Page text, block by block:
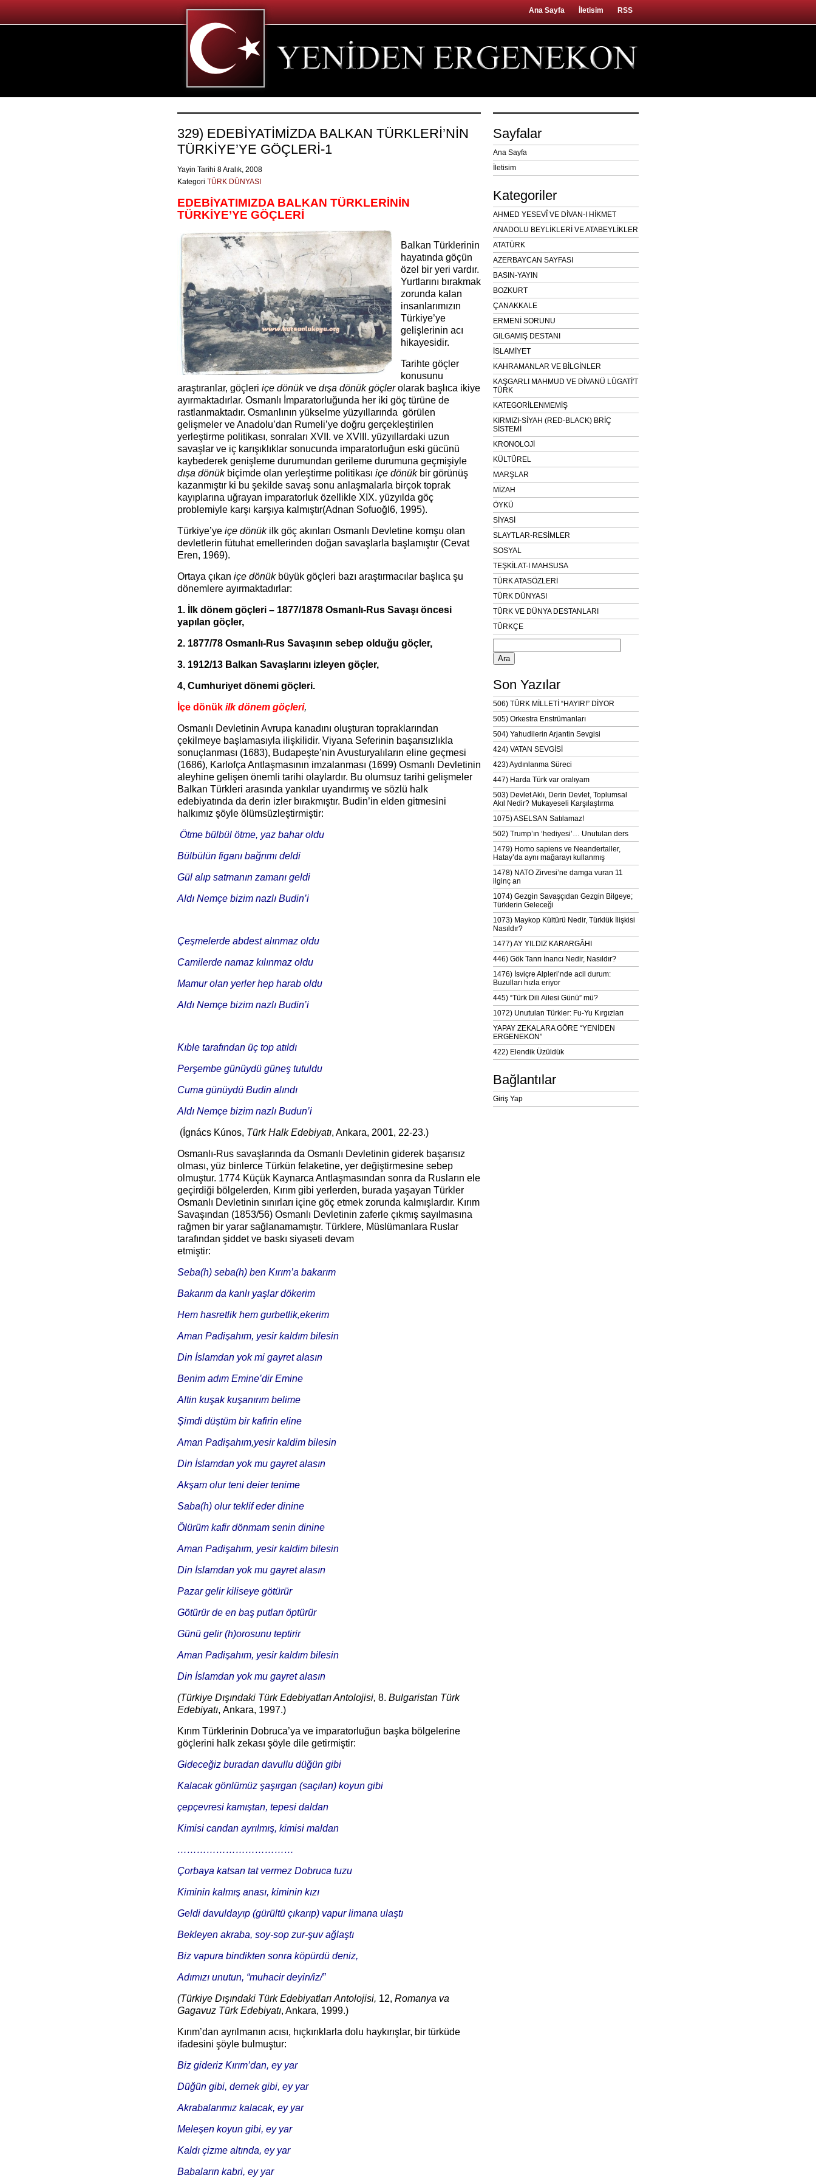
Ana Sayfa İletisim RSS
329) EDEBİYATİMİZDA BALKAN TÜRKLERİ’NİN
TÜRKİYE’YE GÖÇLERİ-1
Yayin Tarihi 8 Aralık, 2008
Kategori TÜRK DÜNYASI
EDEBİYATIMIZDA BALKAN TÜRKLERİNİN
TÜRKİYE’YE GÖÇLERİ
Balkan Türklerinin
hayatında göçün
özel bir yeri vardır.
Yurtlarını bırakmak
zorunda kalan
insanlarımızın
Türkiye’ye
gelişlerinin acı
hikayesidir.
Tarihte göçler
konusunu
araştıranlar, göçleri içe dönükve dışa dönük göçlerolarak başlıca ikiye
ayırmaktadırlar. Osmanlı İmparatorluğunda her iki göç türüne de
rastlanmaktadır. Osmanlının yükselme yüzyıllarında görülen
gelişmeler ve Anadolu’dan Rumeli’ye doğru gerçekleştirilen
yerleştirme politikası, sonraları XVII. ve XVIII. yüzyıllardaki uzun
savaşlar ve iç karışıklıklar sonucunda imparatorluğun eski gücünü
kaybederek genişleme durumundan gerileme durumuna geçmişiyle
dışa dönükbiçimde olan yerleştirme politikası içe dönük bir görünüş
kazanmıştır ki bu şekilde savaş sonu anlaşmalarla birçok toprak
kayıplarına uğrayan imparatorluk özellikle XIX. yüzyılda göç
problemiyle karşı karşıya kalmıştır(Adnan Sofuoğl6, 1995).
Türkiye’ye içe dönük ilk göç akınları Osmanlı Devletine komşu olan
devletlerin fütuhat emellerinden doğan savaşlarla başlamıştır (Cevat
Eren, 1969).
Ortaya çıkan içe dönük büyük göçleri bazı araştırmacılar başlıca şu
dönemlere ayırmaktadırlar:
1. İlk dönem göçleri – 1877/1878 Osmanlı-Rus Savaşı öncesi
yapılan göçler,
2. 1877/78 Osmanlı-Rus Savaşının sebep olduğu göçler,
3. 1912/13 Balkan Savaşlarını izleyen göçler,
4, Cumhuriyet dönemi göçleri.
İçe dönük ilk dönem göçleri,
Osmanlı Devletinin Avrupa kanadını oluşturan topraklarından
çekilmeye başlamasıyla ilişkilidir. Viyana Seferinin başarısızlıkla
sonuçlanması (1683), Budapeşte’nin Avusturyalıların eline geçmesi
(1686), Karlofça Antlaşmasının imzalanması (1699) Osmanlı Devletinin
aleyhine gelişen önemli tarihi olaylardır. Bu olumsuz tarihi gelişmeler
Balkan Türkleri arasında yankılar uyandırmış ve sözlü halk
edebiyatında da derin izler bırakmıştır. Budin’in elden gitmesini
halkımız şöyle ölümsüzleştirmiştir:
Ötme bülbül ötme, yaz bahar oldu
Bülbülün figanı bağrımı deldi
Gül alıp satmanın zamanı geldi
Aldı Nemçe bizim nazlı Budin’i
Çeşmelerde abdest alınmaz oldu
Camilerde namaz kılınmaz oldu
Mamur olan yerler hep harab oldu
Aldı Nemçe bizim nazlı Budin’i
Kıble tarafından üç top atıldı
Perşembe günüydü güneş tutuldu
Cuma günüydü Budin alındı
Aldı Nemçe bizim nazlı Budun’i
(Ígnács Kúnos, Türk Halk Edebiyatı, Ankara, 2001, 22-23.)
Osmanlı-Rus savaşlarında da Osmanlı Devletinin giderek başarısız
olması, yüz binlerce Türkün felaketine, yer değiştirmesine sebep
olmuştur. 1774 Küçük Kaynarca Antlaşmasından sonra da Rusların ele
geçirdiği bölgelerden, Kırım gibi yerlerden, burada yaşayan Türkler
Osmanlı Devletinin sınırları içine göç etmek zorunda kalmışlardır. Kırım
Savaşından (1853/56) Osmanlı Devletinin zaferle çıkmış sayılmasına
rağmen bir yarar sağlanamamıştır. Türklere, Müslümanlara Ruslar
tarafından şiddet ve baskı siyaseti devam
etmiştir:
Seba(h) seba(h) ben Kırım’a bakarım
Bakarım da kanlı yaşlar dökerim
Hem hasretlik hem gurbetlik‚ekerim
Aman Padişahım, yesir kaldım bilesin
Din İslamdan yok mi gayret alasın
Benim adım Emine’dir Emine
Altin kuşak kuşanırım belime
Şimdi düştüm bir kafirin eline
Aman Padişahım,yesir kaldim bilesin
Din İslamdan yok mu gayret alasın
Akşam olur teni deier tenime
Saba(h) olur teklif eder dinine
Ölürüm kafir dönmam senin dinine
Aman Padişahım, yesir kaldim bilesin
Din İslamdan yok mu gayret alasın
Pazar gelir kiliseye götürür
Götürür de en baş putları öptürür
Günü gelir (h)orosunu teptirir
Aman Padişahım, yesir kaldım bilesin
Din İslamdan yok mu gayret alasın
(Türkiye Dışındaki Türk Edebiyatları Antolojisi, 8. Bulgaristan Türk
Edebiyatı, Ankara, 1997.)
Kırım Türklerinin Dobruca’ya ve imparatorluğun başka bölgelerine
göçlerini halk zekası şöyle dile getirmiştir:
Gideceğiz buradan davullu düğün gibi
Kalacak gönlümüz şaşırgan (saçılan) koyun gibi
çepçevresi kamıştan, tepesi daldan
Kimisi candan ayrılmış, kimisi maldan
………………………………
Çorbaya katsan tat vermez Dobruca tuzu
Kiminin kalmış anası, kiminin kızı
Geldi davuldayıp (gürültü çıkarıp) vapur limana ulaştı
Bekleyen akraba, soy-sop zur-şuv ağlaştı
Biz vapura bindikten sonra köpürdü deniz,
Adımızı unutun, “muhacir deyin/iz/”
(Türkiye Dışındaki Türk Edebiyatları Antolojisi, 12, Romanya va
Gagavuz Türk Edebiyatı, Ankara, 1999.)
Kırım’dan ayrılmanın acısı, hıçkırıklarla dolu haykırışlar, bir türküde
ifadesini şöyle bulmuştur:
Biz gideriz Kırım’dan, ey yar
Düğün gibi, dernek gibi, ey yar
Akrabalarımız kalacak, ey yar
Meleşen koyun gibi, ey yar
Kaldı çizme altında, ey yar
Babaların kabri, ey yar
Sayfalar
Ana Sayfa
İletisim
Kategoriler
AHMED YESEVÎ VE DİVAN-I HİKMET
ANADOLU BEYLİKLERİ VE ATABEYLİKLER
ATATÜRK
AZERBAYCAN SAYFASI
BASIN-YAYIN
BOZKURT
ÇANAKKALE
ERMENİ SORUNU
GILGAMIŞ DESTANI
İSLAMİYET
KAHRAMANLAR VE BİLGİNLER
KAŞGARLI MAHMUD VE DİVANÜ LÜGATİ'T
TÜRK
KATEGORİLENMEMİŞ
KIRMIZI-SİYAH (RED-BLACK) BRİÇ
SİSTEMİ
KRONOLOJİ
KÜLTÜREL
MARŞLAR
MİZAH
ÖYKÜ
SİYASİ
SLAYTLAR-RESİMLER
SOSYAL
TEŞKİLAT-I MAHSUSA
TÜRK ATASÖZLERİ
TÜRK DÜNYASI
TÜRK VE DÜNYA DESTANLARI
TÜRKÇE
Arama:
Son Yazılar
506) TÜRK MİLLETİ “HAYIR!” DİYOR
505) Orkestra Enstrümanları
504) Yahudilerin Arjantin Sevgisi
424) VATAN SEVGİSİ
423) Aydınlanma Süreci
447) Harda Türk var oralıyam
503) Devlet Aklı, Derin Devlet, Toplumsal
Akıl Nedir? Mukayeseli Karşılaştırma
1075) ASELSAN Satılamaz!
502) Trump’ın ‘hediyesi’… Unutulan ders
1479) Homo sapiens ve Neandertaller,
Hatay’da aynı mağarayı kullanmış
1478) NATO Zirvesi’ne damga vuran 11
ilginç an
1074) Gezgin Savaşçıdan Gezgin Bilgeye;
Türklerin Geleceği
1073) Maykop Kültürü Nedir, Türklük İlişkisi
Nasıldır?
1477) AY YILDIZ KARARGÂHI
446) Gök Tanrı İnancı Nedir, Nasıldır?
1476) İsviçre Alpleri’nde acil durum:
Buzulları hızla eriyor
445) “Türk Dili Ailesi Günü” mü?
1072) Unutulan Türkler: Fu-Yu Kırgızları
YAPAY ZEKALARA GÖRE “YENİDEN
ERGENEKON”
422) Elendik Üzüldük
Bağlantılar
Giriş Yap